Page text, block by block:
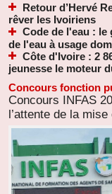
Retour d’Hervé
rêver les Ivoiriens
Code de l'eau : le
de l'eau à usage
Côte d'Ivoire : 2
jeunesse le moteur
Concours fonction
Concours INFAS
l’attente de la